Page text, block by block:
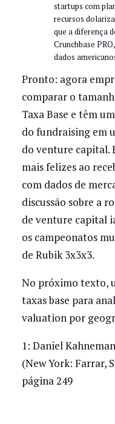
startups com
recursos
que a diferença
Crunchbase
dados
Pronto: agora
comparar o
Taxa Base e têm
do fundraising em
do venture capital.
mais felizes ao
com dados de
discussão sobre a
de venture capital
os campeonatos
de Rubik 3x3x3.
No próximo texto,
taxas base para
valuation por
1: Daniel
(New York: Farrar,
página 249